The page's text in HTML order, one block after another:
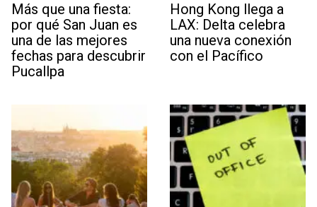
Más que una fiesta:
por qué San Juan es
una de las mejores
fechas para descubrir
Pucallpa
Hong Kong llega a
LAX: Delta celebra
una nueva conexión
con el Pacífico